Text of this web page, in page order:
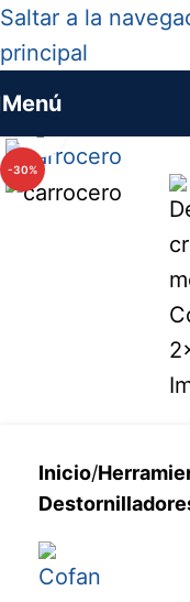
Saltar a la
principal
Menú
-30%
Haga clic
Inicio/